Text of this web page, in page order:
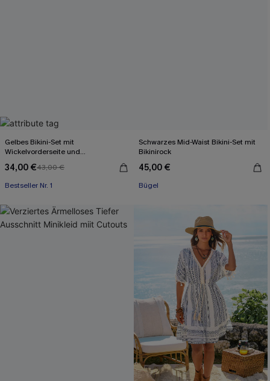
Gelbes Bikini-Set mit
Wickelvorderseite und
34,00 €43,00 €
Bestseller Nr. 1
Schwarzes Mid-Waist Bikini-Set mit
Bikinirock
45,00 €
Bügel